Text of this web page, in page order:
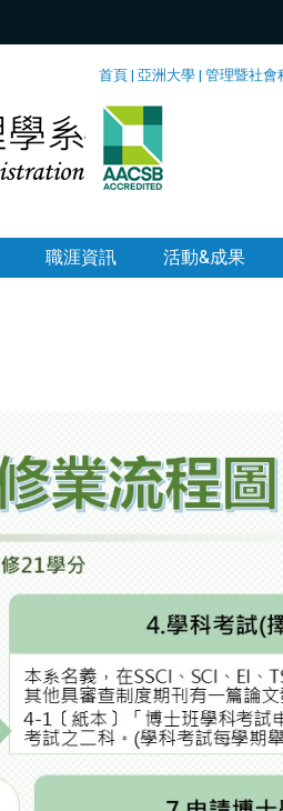
首頁 | 亞洲大學 | 管理暨社會
職涯資訊 活動&成果